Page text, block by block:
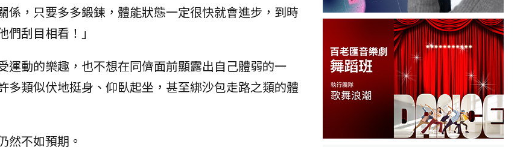
係，只要多多鍛鍊，體能狀態一定很快就會進步，到時
刮目相看！」
運動的樂趣，也不想在同儕面前顯露出自己體弱的一
多類似伏地挺身、仰臥起坐，甚至綁沙包走路之類的體
然不如預期。